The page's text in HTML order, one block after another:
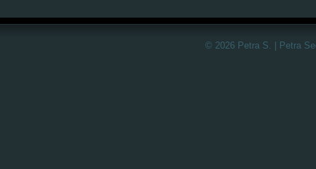
© 2026 Petra S. | Petra